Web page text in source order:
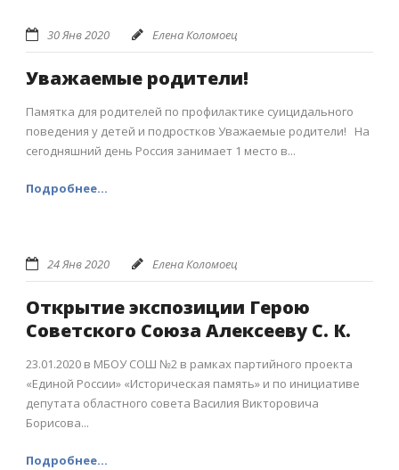
30 Янв 2020 Елена Коломоец
Уважаемые родители!
Памятка для родителей по профилактике суицидального
поведения у детей и подростков Уважаемые родители! На
сегодняшний день Россия занимает 1 место в...
Подробнее...
24 Янв 2020 Елена Коломоец
Открытие экспозиции Герою
Советского Союза Алексееву С. К.
23.01.2020 в МБОУ СОШ №2 в рамках партийного проекта
«Единой России» «Историческая память» и по инициативе
депутата областного совета Василия Викторовича
Борисова...
Подробнее...